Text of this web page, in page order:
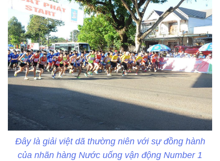
Đây là giải việt dã thường niên với sự đồng hành
của nhãn hàng Nước uống vận động Number 1